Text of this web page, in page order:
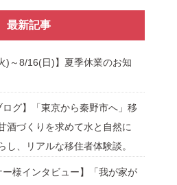
最新記事
)～8/16(日)】夏季休業のお知
ログ】「東京から秦野市へ」移
酒づくりを求めて水と自然に
し、リアルな移住者体験談。
ー様インタビュー】「我が家が